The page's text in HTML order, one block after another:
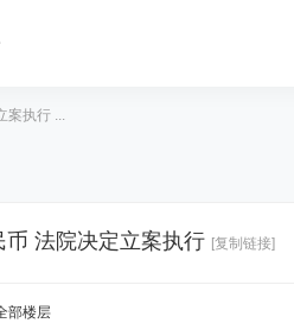
案执行 ...
法院决定立案执行 [复制链接]
部楼层